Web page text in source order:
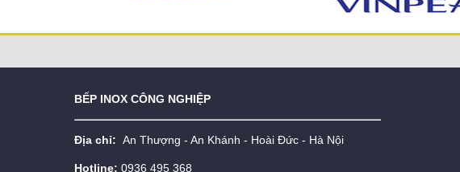
BẾP INOX CÔNG NGHIỆP
Địa chỉ: An Thượng - An Khánh - Hoài Đức - Hà Nội
Hotline: 0936 495 368